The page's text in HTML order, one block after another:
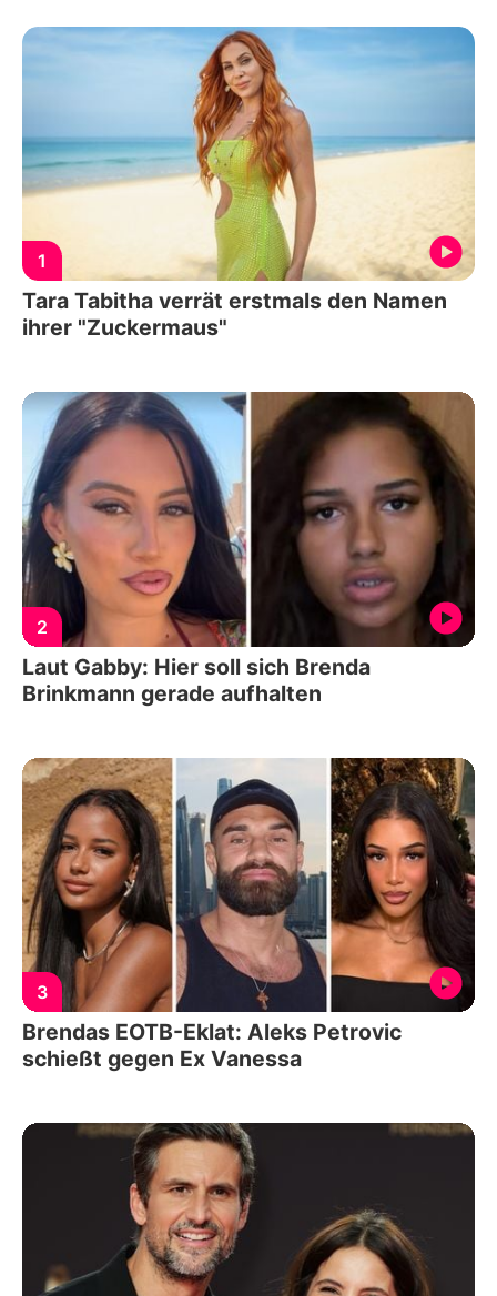
1
Tara Tabitha verrät erstmals den Namen
ihrer "Zuckermaus"
2
Laut Gabby: Hier soll sich Brenda
Brinkmann gerade aufhalten
3
Brendas EOTB-Eklat: Aleks Petrovic
schießt gegen Ex Vanessa